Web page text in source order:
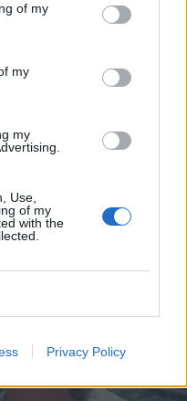
of my
my
my
Use,
of my
with the
Privacy Policy